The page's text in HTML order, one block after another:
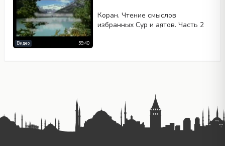
59:40
Видео
Коран. Чтение смыслов
избранных Сур и аятов. Часть 2